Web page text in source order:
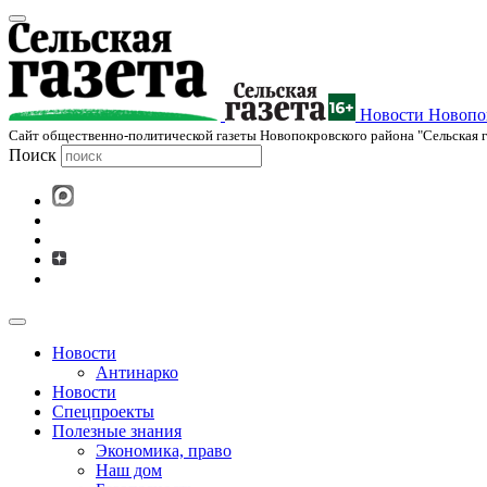
Новости
Cайт общественно-политической газеты Новопокровского района "Сельская
Поиск
Новости
Антинарко
Новости
Спецпроекты
Полезные знания
Экономика, право
Наш дом